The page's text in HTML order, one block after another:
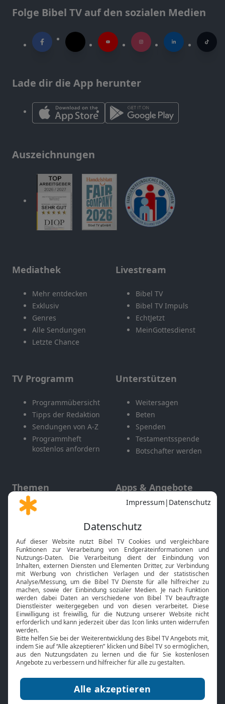
Folge Bibel TV auf den sozialen Medien
Lade dir die App herunter
Auszeichnungen
Mediathek
Mehr entdecken
Exklusiv
Genres
Alle Sendungen
Letzte Chance
Livestream
Bibel TV
Bibel TV Impuls
EchtJetzt
MeinGottesdienst
TV Programm
Programmübersicht
Tipps der Redaktion
Sendungen von A-Z
Programmheft
kostenlos anfordern
Unterstützen
Weitersagen
Beten
Spenden
Testamentsspende
Botschafter werden
Themen
Gott und Bibel erklärt
Neuigkeiten
Apps & Angebote
Mobile App
Smart TV
HbbTV
Bibelthek Online-Bibel
Nächster Gottesdienst
Bibel TV
Über uns
Jobs
Mediadaten
Service
Kontakt
TV-Empfang